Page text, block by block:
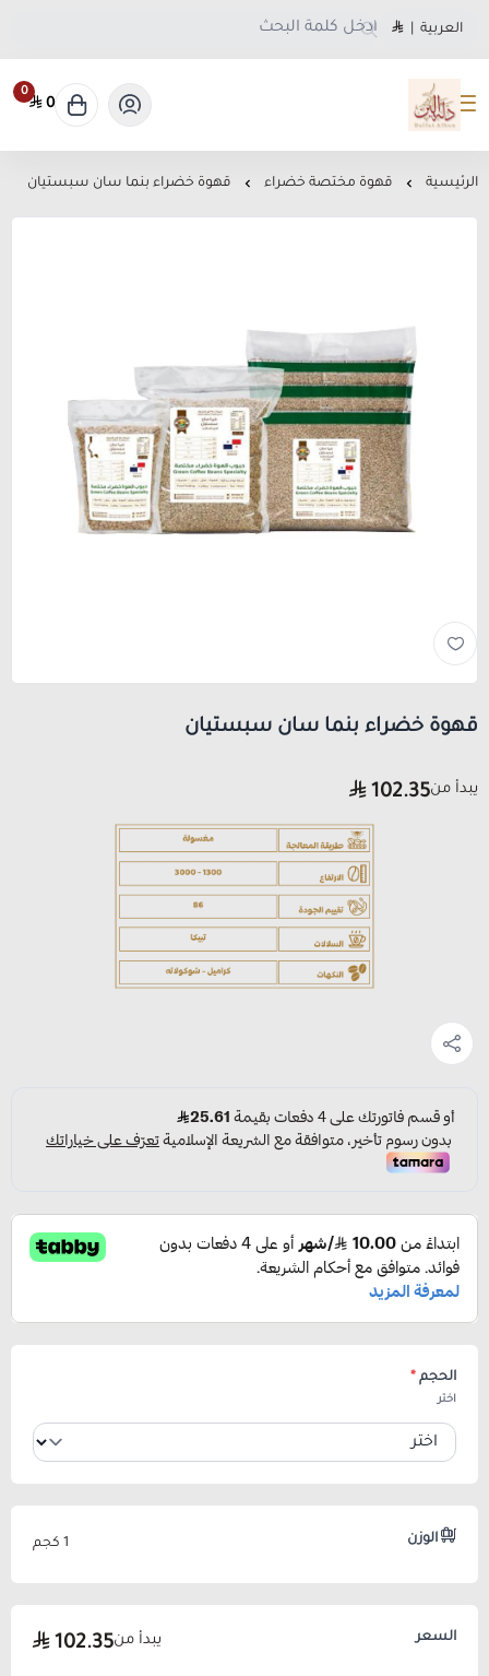
العربية
متجر دلة البن
0
0
الرئيسية قهوة مختصة خضراء قهوة خضراء بنما سان سبستيان
قهوة خضراء بنما سان سبستيان
يبدأ من102.35
الحجم *
اختر
الوزن 1 كجم
السعر يبدأ من102.35